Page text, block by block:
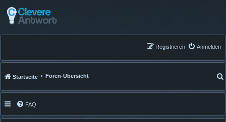
Anmelden
Registrieren
Startseite Foren-Übersicht
FAQ